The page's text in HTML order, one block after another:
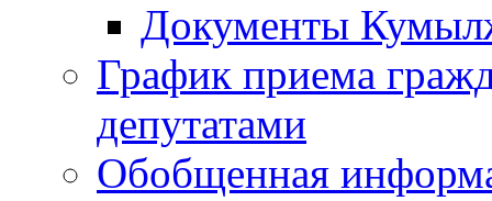
Документы
График приема
депутатами
Обобщенная